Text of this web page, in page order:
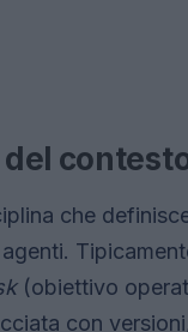
che
(obiettivo
con